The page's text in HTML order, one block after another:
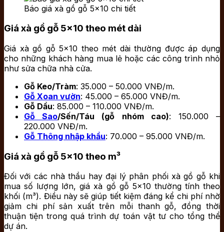
Báo giá xà gồ gỗ 5×10 chi tiết
Giá xà gồ gỗ 5×10 theo mét dài
Giá xà gồ gỗ 5×10 theo mét dài thường được áp dụng
cho những khách hàng mua lẻ hoặc các công trình nhỏ
như sửa chữa nhà cửa.
Gỗ Keo/Tràm: 35.000 – 50.000 VNĐ/m.
Gỗ Xoan vườn: 45.000 – 65.000 VNĐ/m.
Gỗ Dầu: 85.000 – 110.000 VNĐ/m.
Gỗ Sao/Sến/Táu (gỗ nhóm cao): 150.000 –
220.000 VNĐ/m.
Gỗ Thông nhập khẩu: 70.000 – 95.000 VNĐ/m.
Giá xà gồ gỗ 5×10 theo m³
Đối với các nhà thầu hay đại lý phân phối xà gồ gỗ khi
mua số lượng lớn, giá xà gồ gỗ 5×10 thường tính theo
khối (m³). Điều này sẽ giúp tiết kiệm đáng kể chi phí nhờ
giảm chi phí sản xuất trên mỗi thanh gỗ, đồng thời
thuận tiện trong quá trình dự toán vật tư cho tổng thể
dự án.